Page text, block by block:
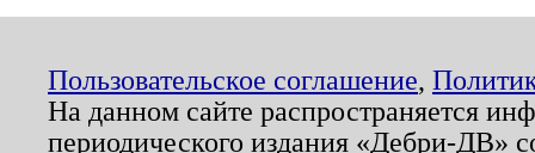
Пользовательское соглашение,
На данном сайте распространяется
периодического издания «Дебри-ДВ»